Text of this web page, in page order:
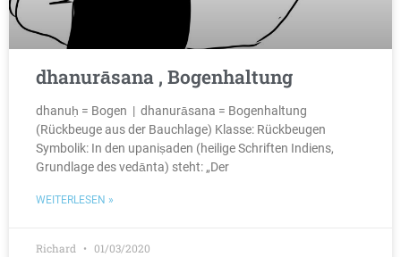
dhanurāsana , Bogenhaltung
dhanuḥ = Bogen | dhanurāsana = Bogenhaltung
(Rückbeuge aus der Bauchlage) Klasse: Rückbeugen
Symbolik: In den upaniṣaden (heilige Schriften Indiens,
Grundlage des vedānta) steht: „Der
WEITERLESEN »
Richard 01/03/2020